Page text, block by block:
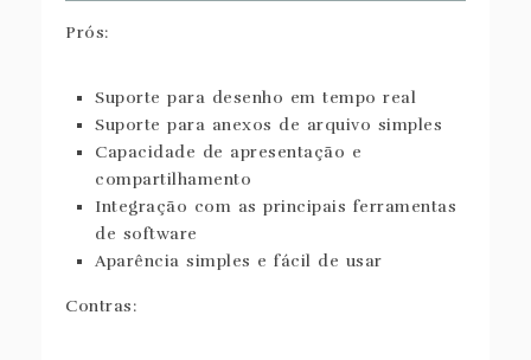
Prós:
Suporte para desenho em tempo real
Suporte para anexos de arquivo simples
Capacidade de apresentação e
compartilhamento
Integração com as principais ferramentas
de software
Aparência simples e fácil de usar
Contras: